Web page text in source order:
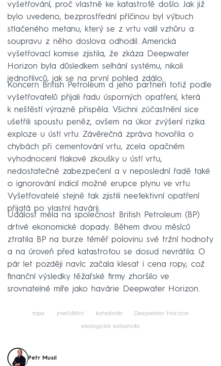
vyšetřování, proč vlastně ke katastrofě došlo. Jak již
bylo uvedeno, bezprostřední příčinou byl výbuch
stlačeného metanu, který se z vrtu valil vzhůru a
soupravu z něho doslova odhodil. Americká
vyšetřovací komise zjistila, že zkáza Deepwater
Horizon byla důsledkem selhání systému, nikoli
jednotlivců, jak se na první pohled zdálo.
Koncern British Petroleum a jeho partneři totiž podle
vyšetřovatelů přijali řadu úsporných opatření, která
k neštěstí výrazně přispěla. Všichni zúčastnění sice
ušetřili spoustu peněz, ovšem na úkor zvýšení rizika
exploze u ústí vrtu. Závěrečná zpráva hovořila o
chybách při cementování vrtu, zcela opačném
vyhodnocení tlakové zkoušky u ústí vrtu,
nedostatečné zabezpečení a v neposlední řadě také
o ignorování indicií možné erupce plynu ve vrtu.
Vyšetřovatelé stejně tak zjistili neefektivní opatření
přijatá po vlastní havárii.
Událost měla na společnost British Petroleum (BP)
drtivé ekonomické dopady. Během dvou měsíců
ztratila BP na burze téměř polovinu své tržní hodnoty
a na úroveň před katastrofou se dosud nevrátila. O
pár let později navíc začala klesat i cena ropy, což
finanční výsledky těžařské firmy zhoršilo ve
srovnatelné míře jako havárie Deepwater Horizon.
ropa znečištění katastrofa Deepwater Horizon
ekologická katastrofa
Petr Musil